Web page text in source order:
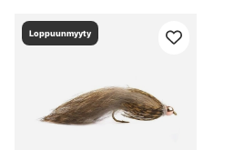
Loppuunmyyty